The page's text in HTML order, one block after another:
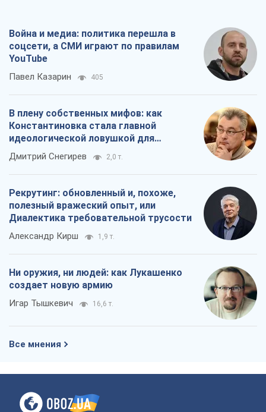
Война и медиа: политика перешла в
соцсети, а СМИ играют по правилам
YouTube
Павел Казарин 405
В плену собственных мифов: как
Константиновка стала главной
идеологической ловушкой для
российских оккупантов
Дмитрий Снегирев 2,0 т.
Рекрутинг: обновленный и, похоже,
полезный вражеский опыт, или
Диалектика требовательной трусости
Александр Кирш 1,9 т.
Ни оружия, ни людей: как Лукашенко
создает новую армию
Игар Тышкевич 16,6 т.
Все мнения